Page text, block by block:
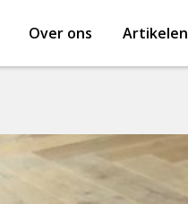
Over ons Artikelen